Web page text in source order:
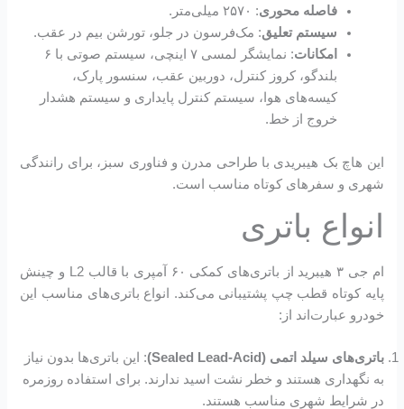
فاصله محوری: ۲۵۷۰ میلی‌متر.
سیستم تعلیق: مک‌فرسون در جلو، تورشن بیم در عقب.
امکانات
: نمایشگر لمسی ۷ اینچی، سیستم صوتی با ۶
بلندگو، کروز کنترل، دوربین عقب، سنسور پارک،
کیسه‌های هوا، سیستم کنترل پایداری و سیستم هشدار
خروج از خط.
این هاچ بک هیبریدی با طراحی مدرن و فناوری سبز، برای رانندگی
شهری و سفرهای کوتاه مناسب است.
انواع باتری
ام جی ۳ هیبرید از باتری‌های کمکی ۶۰ آمپری با قالب L2 و چینش
پایه کوتاه قطب چپ پشتیبانی می‌کند. انواع باتری‌های مناسب این
خودرو عبارت‌اند از:
باتری‌های سیلد اتمی (Sealed Lead-Acid)
: این باتری‌ها بدون نیاز
به نگهداری هستند و خطر نشت اسید ندارند. برای استفاده روزمره
در شرایط شهری مناسب هستند.